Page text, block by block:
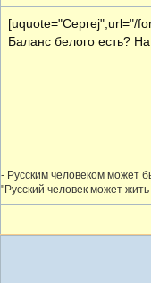
[uquote="Сергеj",url="/
Баланс белого есть?
- Русским человеком может
"Русский человек может